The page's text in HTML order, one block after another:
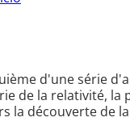
d'une série
de la relativité,
la découverte de